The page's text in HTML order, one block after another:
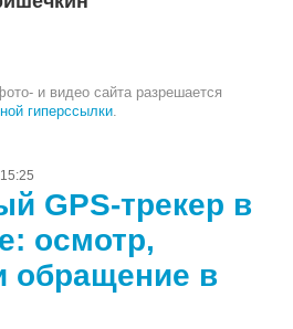
и видео сайта разрешается
гиперссылки
GPS-трекер в
осмотр,
обращение в